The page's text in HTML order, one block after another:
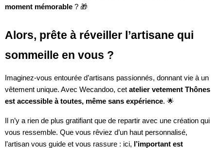
moment mémorable ? 🎁
Alors, prête à réveiller l’artisane qui
sommeille en vous ?
Imaginez-vous entourée d’artisans passionnés, donnant vie à un
vêtement unique. Avec Wecandoo, cet atelier vetement Thônes
est accessible à toutes, même sans expérience. 🌟
Il n’y a rien de plus gratifiant que de repartir avec une création qui
vous ressemble. Que vous rêviez d’un haut personnalisé,
l’artisan vous guide et vous rassure : ici,
l’important est